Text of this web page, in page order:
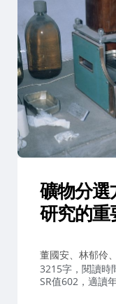
礦物分選
研究的重
作
者：
董國安、林郁伶
3215字，閱讀時
SR值602，適讀